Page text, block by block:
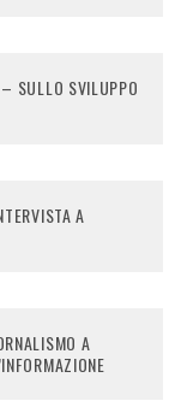
SULLO SVILUPPO
A
A